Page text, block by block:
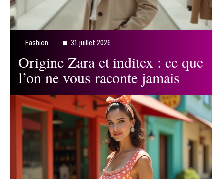
Fashion 31 juillet 2026
Origine Zara et inditex : ce que
l’on ne vous raconte jamais